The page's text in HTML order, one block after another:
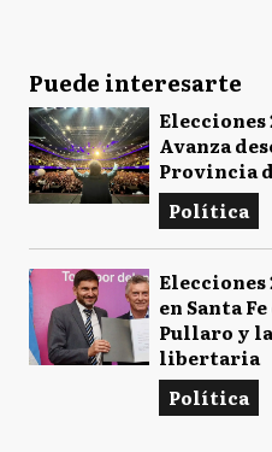
Puede interesarte
Avanza
Provincia
Política
Elecciones
en Santa
Pullaro y
libertaria
Política